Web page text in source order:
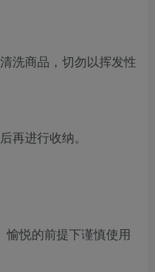
洗商品，切勿以挥发性
再进行收纳。
愉悦的前提下谨慎使用